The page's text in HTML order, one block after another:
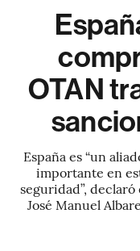
OTAN
España es “un
importante en
seguridad”,
José Manuel